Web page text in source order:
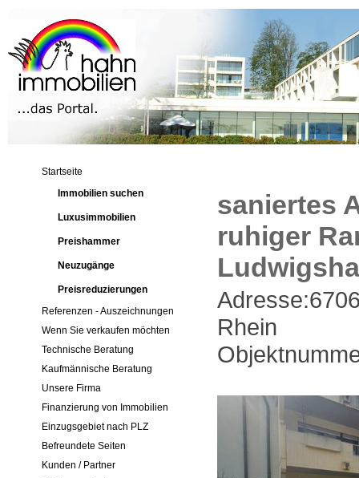
Startseite
Immobilien suchen
Luxusimmobilien
Preishammer
Neuzugänge
Preisreduzierungen
Referenzen - Auszeichnungen
Wenn Sie verkaufen möchten
Technische Beratung
Kaufmännische Beratung
Unsere Firma
Finanzierung von Immobilien
Einzugsgebiet nach PLZ
Befreundete Seiten
Kunden / Partner
saniertes
ruhiger
Rhein